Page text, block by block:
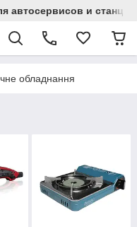
автосервисов и
обладнання